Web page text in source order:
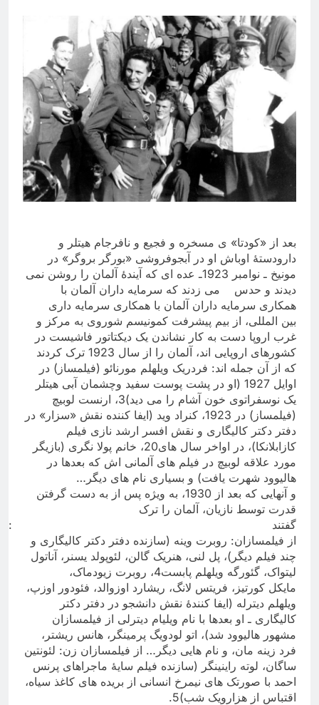
بعد از «کودتا» ی مسخره و فجیع و نافرجام هیتلر و
دارودستۀ اوباش او در آبجوفروشی «بورگر بروگر» در
مونیخ ـ نوامبر 1923ـ عده ای که آیندۀ آلمان را روشن نمی
دیدند و حدس می زدند که سرمایه داران آلمان با
همکاری سرمایه داران آلمان با همکاری سرمایه داری
بین المللی، از بیم پیشرفت کمونیسم شوروی به مرکز و
غرب اروپا دست به کار نشاندن یک دیکتاتور فاشیست در
کشورهای اروپایی اند، آلمان را از سال 1923 ترک کردند
که از آن جمله اند: فردریک ویلهلم مورنائو (فیلمساز) در
اوایل 1927 (او در پشت پوست سفید وچشمان آبی هیتلر
یک نوسفراتوی خون آشام را می دید)3، ارنست لوبیچ
(فیلمساز) در 1923، کنراد وید (ایفا کننده نقش «سزار» در
دفتر دکتر کالیگاری و نقش افسر ارشد نازی فیلم
کازابلانکا)، در اواخر سال های20، خانم پولا نگری (بازیگر
مورد علاقه لوبیچ در فیلم های آلمانی اش که بعدها در
هالیوود شهرت یافت) و بسیاری نام های دیگر …
و آنهایی که بعد از 1930، به ویژه پس از به دست گرفتن
قدرت توسط نازیان، آلمان را ترک
گفتند :
از فیلمسازان: روبرت وینه (سازنده دفتر دکتر کالیگاری و
چند فیلم دیگر)، پل لنی، هنریک گالن، لئوپولد یسنر، آناتول
لیتواک، گئورگه ویلهلم پابست4، روبرت زیودماک،
مایکل کورتیز، فریتس لانگ، ریشارد اوزوالد، فئودور اوزپ،
ویلهلم دیترله (ایفا کنندۀ نقش دانشجو در دفتر دکتر
کالیگاری ـ او بعدها با نام ویلیام دیترلی از فیلمسازان
مشهور هالیوود شد)، اتو لودویگ پرمینگر، هانس ریشتر،
فرد زینه مان، و نام هایی دیگر… از فیلمسازان زن: لئونتین
ساگان، لوته راینینگر (سازنده فیلم سایۀ ماجراهای پرنس
احمد با صورتک های نیمرخ انسانی از بریده های کاغذ سیاه،
اقتباس از هزارویک شب)5 .